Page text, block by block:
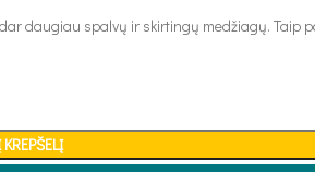
daugiau spalvų ir skirtingų medžiagų. Taip
KREPŠELĮ